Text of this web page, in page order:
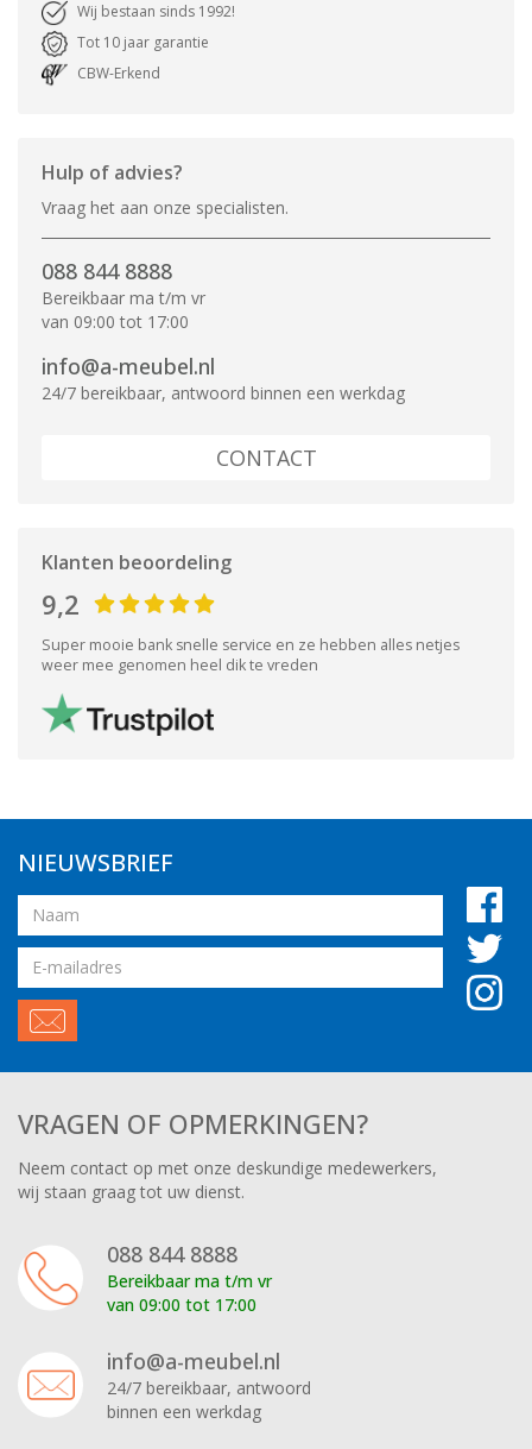
Wij bestaan sinds 1992!
Tot 10 jaar garantie
CBW-Erkend
Hulp of advies?
Vraag het aan onze specialisten.
088 844 8888
Bereikbaar ma t/m vr
van 09:00 tot 17:00
info@a-meubel.nl
24/7 bereikbaar, antwoord binnen een werkdag
CONTACT
Klanten beoordeling
9,2
Super mooie bank snelle service en ze hebben alles netjes
weer mee genomen heel dik te vreden
NIEUWSBRIEF
Naam
Email
VRAGEN OF OPMERKINGEN?
Neem contact op met onze deskundige medewerkers,
wij staan graag tot uw dienst.
088 844 8888
Bereikbaar ma t/m vr
van 09:00 tot 17:00
info@a-meubel.nl
24/7 bereikbaar, antwoord
binnen een werkdag